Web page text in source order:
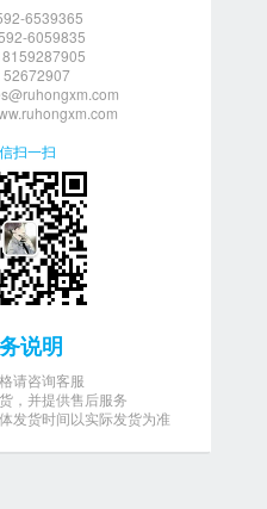
6539365
6059835
52672907
扫一扫
说明
请咨询客服
，并提供售后服务
发货时间以实际发货为准